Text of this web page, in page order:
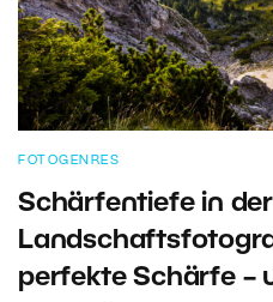
FOTOGENRES
Schärfentiefe in der
perfekte Schärfe –